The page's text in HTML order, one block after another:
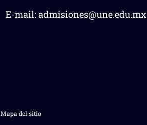
E-mail:admisiones@une.edu.mx
Mapa del sitio